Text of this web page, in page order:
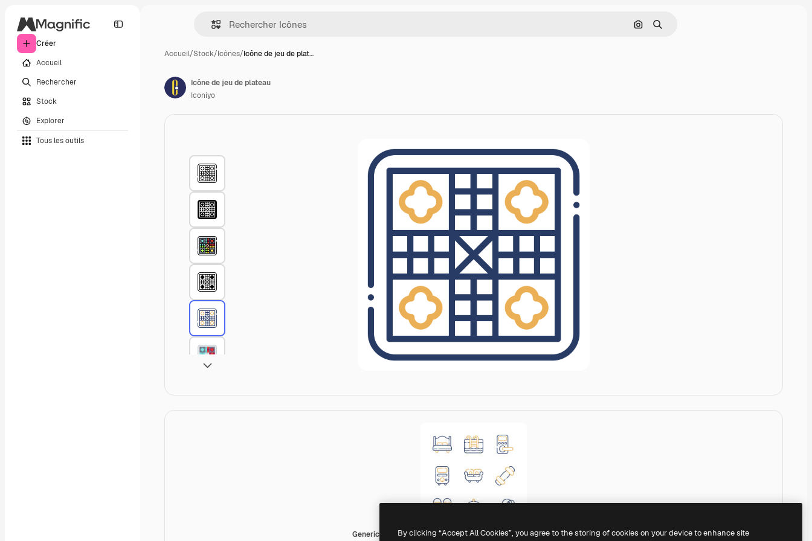
Créer
Accueil
Rechercher
Stock
Explorer
Tous les outils
Rechercher par image
Rechercher
Accueil/Stock/Icônes/Icône de jeu de plat…
Generic color outline
Icône de jeu de plateau
Iconiyo
By clicking “Accept All Cookies”, you agree to the storing of cookies on your device to enhance site